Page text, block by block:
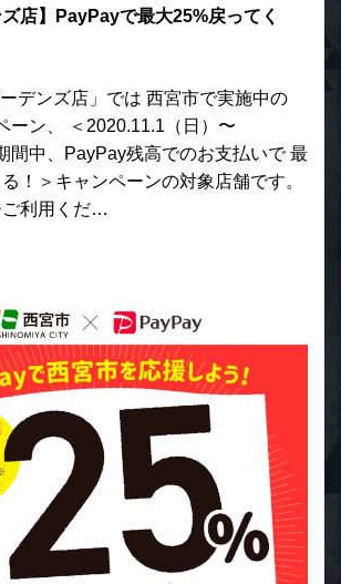
ズ店】PayPayで最大25%戻ってく
ーデンズ店」では 西宮市で実施中の
ーン、 ＜2020.11.1（日）〜
間中、PayPay残高でのお支払いで 最
！＞キャンペーンの対象店舗です。
ご利用くだ…